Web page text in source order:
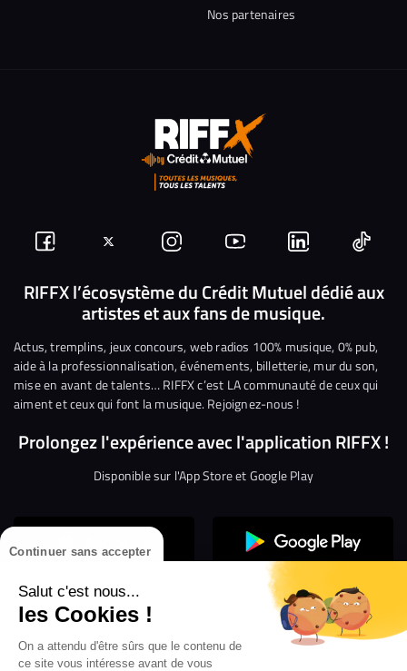
Continuer sans accepter
Salut c'est nous...
les Cookies !
On a attendu d'être sûrs que le contenu de
ce site vous intéresse avant de vous
Nos partenaires
Suivez-
nous
Facebook
Suivez-
nous
sur
Twitter
Nous
rejoindre
sur
Instagram
Nous
rejoindre
sur
YouTube
Nous
rejoindre
sur
Linkedin
Nous
RIFFX l’écosystème du Crédit Mutuel dédié aux
artistes et aux fans de musique.
Actus, tremplins, jeux concours, web radios 100% musique, 0% pub,
aide à la professionnalisation, événements, billetterie, mur du son,
mise en avant de talents… RIFFX c’est LA communauté de ceux qui
aiment et ceux qui font la musique. Rejoignez-nous !
Prolongez l'expérience avec l'application RIFFX !
Disponible sur l'App Store et Google Play
Confidentialité
Gestion des cookies